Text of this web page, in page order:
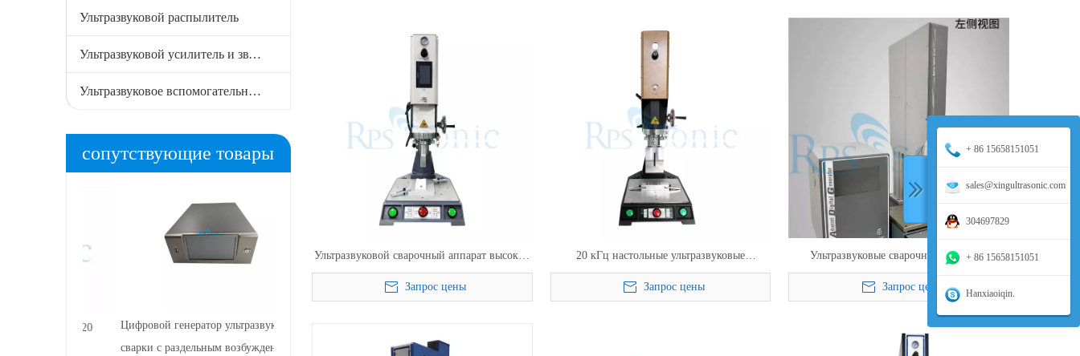
Ультразвуковой распылитель
Ультразвуковой усилитель и звуковой сигнал
Ультразвуковое вспомогательное оборудование
сопутствующие товары
Цифровой генератор ультразвуковой
сварки с раздельным возбуждением
Ультразвуковой сварочный аппарат высокой
мощности 15 кГц, ультразвуковые
настольные сварочные аппараты для сварки
Запрос цены
20 кГц настольные ультразвуковые
сварочные аппараты ультразвуковой
сварочный аппарат с сенсорным экраном для
Запрос цены
Ультразвуковые сварочные аппараты
Ультразвуковой сварочный аппарат для
пластика и нетканых материалов
Запрос цены
+ 86 15658151051
sales@xingultrasonic.com
304697829
+ 86 15658151051
Hanxiaoiqin.